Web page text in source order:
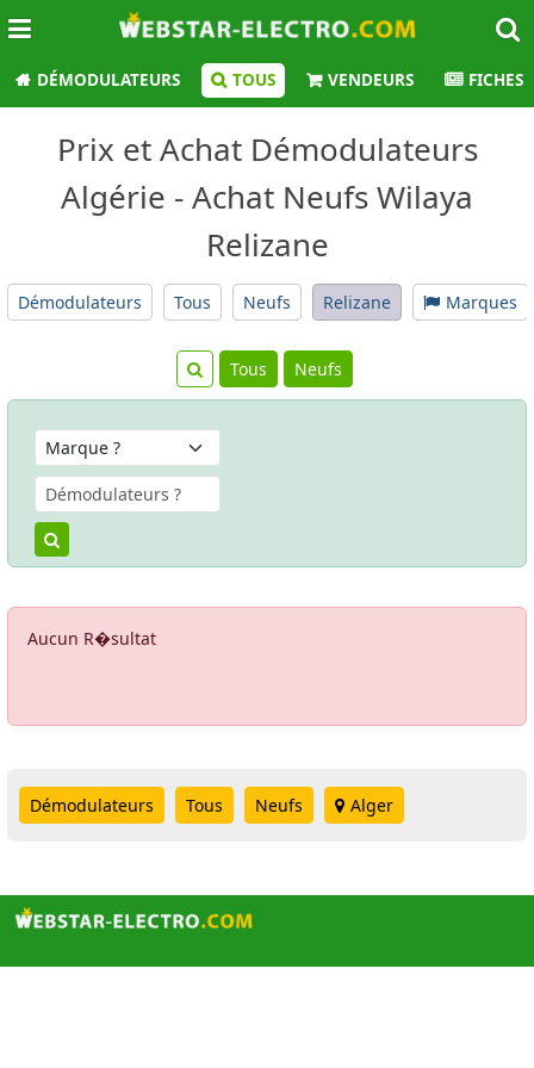
DÉMODULATEURS TOUS VENDEURS FICHES
Prix et Achat Démodulateurs
Algérie - Achat Neufs Wilaya
Relizane
Démodulateurs Tous Neufs Relizane Marques
Tous Neufs
Aucun R�sultat
Démodulateurs Tous Neufs Alger